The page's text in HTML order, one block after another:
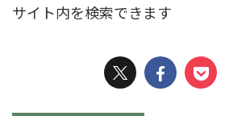
サイト内を検索できます